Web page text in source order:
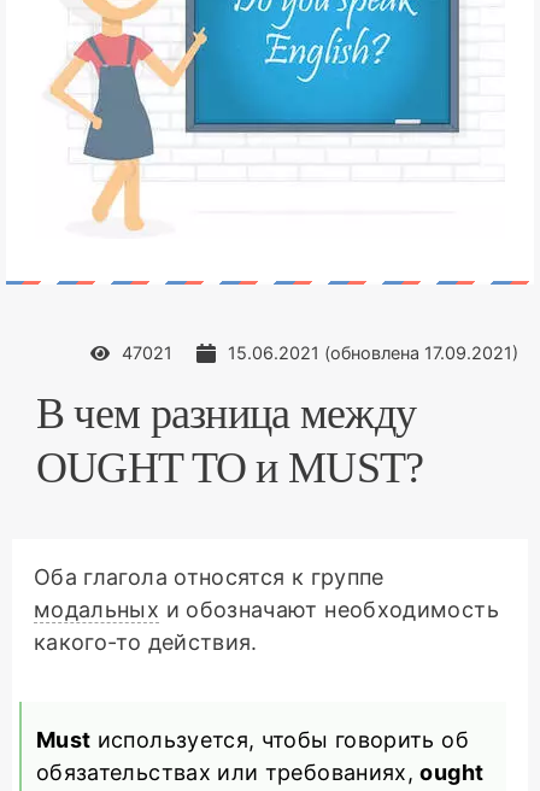
47021 15.06.2021 (обновлена 17.09.2021)
В чем разница между
OUGHT TO и MUST?
Оба глагола относятся к группе
модальных и обозначают необходимость
какого-то действия.
Must используется, чтобы говорить об
обязательствах или требованиях,ought